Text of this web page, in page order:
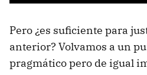
Pero ¿es suficiente para
anterior? Volvamos a un
pragmático pero de igual